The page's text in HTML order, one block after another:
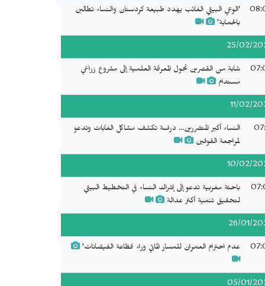
'الوعي البيئي الغائب يهدد طبيعة كردستان والنساء تطالبن
بالحماية'
25/02/
شابة من القصرين تحول المعرفة العلمية إلى مشروع زراعي
مستدام
11/02/
النساء أكبر المتضررين... دراسة تكشف مشاكل الغابات وتدعو
لمراجعة القوانين
10/02/
باحثة مغربية تدعو إلى إشراك النساء في التخطيط البيئي
لتحقيق تنمية أكثر عدالة
26/01/
عدم احترام العمران للمسار المائي وراء فظاعة الفيضانات'